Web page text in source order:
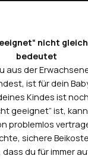
nicht
bedeutet
aus der
ist für dein
Kindes ist
geeignet” ist,
problemlos
sichere
du für immer